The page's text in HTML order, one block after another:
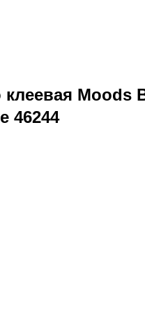
клеевая Moods
46244